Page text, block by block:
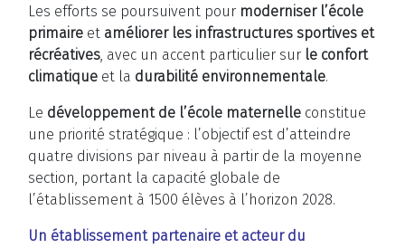
Les efforts se poursuivent pour moderniser l’école
primaire et améliorer les infrastructures sportives et
récréatives, avec un accent particulier sur le confort
climatique et la durabilité environnementale.
Le développement de l’école maternelle constitue
une priorité stratégique : l’objectif est d’atteindre
quatre divisions par niveau à partir de la moyenne
section, portant la capacité globale de
l’établissement à 1500 élèves à l’horizon 2028.
Un établissement partenaire et acteur du